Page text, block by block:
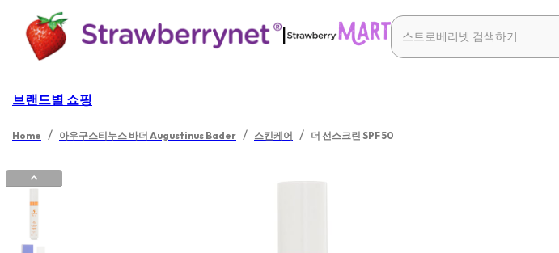
|
브랜드별 쇼핑
Home / 아우구스티누스 바더 Augustinus Bader / 스킨케어 / 더 선스크린 SPF 50